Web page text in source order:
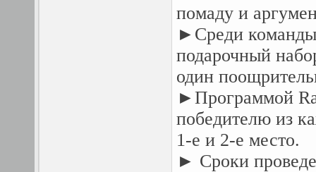
помаду и
►Среди
подарочный
один
►Программой
победителю из
1-е и 2-е место.
► Сроки